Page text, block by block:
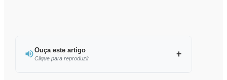
Ouça este artigo
Clique para reproduzir